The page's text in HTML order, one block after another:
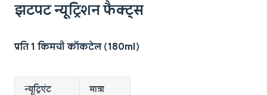
झटपट न्यूट्रिशन फैक्ट्स
प्रति 1 किमची कॉकटेल (180ml)
न्यूट्रिएंट मात्रा